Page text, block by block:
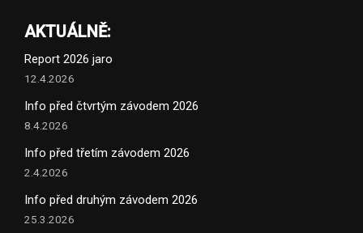
AKTUÁLNĚ:
Report 2026 jaro
12.4.2026
Info před čtvrtým závodem 2026
8.4.2026
Info před třetím závodem 2026
2.4.2026
Info před druhým závodem 2026
25.3.2026